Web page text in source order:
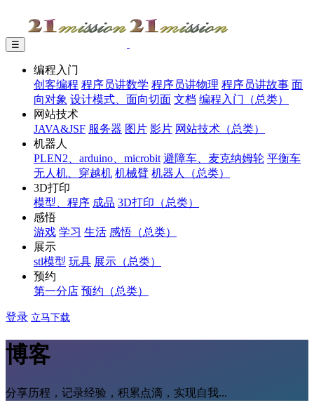
☰
编程入门
创客编程 程序员讲数学 程序员讲物理 程序员讲故事 面
向对象 设计模式、面向切面 文档 编程入门（总类）
网站技术
JAVA&JSF 服务器 图片 影片 网站技术（总类）
机器人
PLEN2、arduino、microbit 避障车、麦克纳姆轮 平衡车
无人机、穿越机 机械臂 机器人（总类）
3D打印
模型、程序 成品 3D打印（总类）
感悟
游戏 学习 生活 感悟（总类）
展示
stl模型 玩具 展示（总类）
预约
第一分店 预约（总类）
登录 立马下载
博客
分享历程，记录经验，积累点滴，实现自我...